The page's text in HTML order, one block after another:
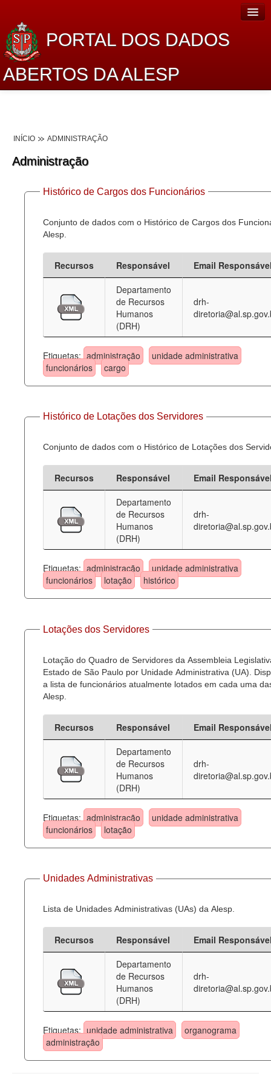
PORTAL DOS DADOS
ABERTOS DA ALESP
Dados Abertos Alesp
Lei de Acesso à Informação
Dados Governamentais Abertos
Planejamento
Catálogo de dados
Processo Legislativo
Administração
Legislação
Agenda
Perguntas frequentes
Contato
INÍCIO ADMINISTRAÇÃO
Administração
Histórico de Cargos dos Funcionários
Conjunto de dados com o Histórico de Cargos dos
Alesp.
Recursos Responsável
Email
Departamento
de Recursos
Humanos
(DRH)
drh-
Etiquetas: administração
unidade administrativa
funcionários
cargo
Histórico de Lotações dos Servidores
Conjunto de dados com o Histórico de Lotações dos
Recursos Responsável
Email
Departamento
de Recursos
Humanos
(DRH)
drh-
Etiquetas: administração
unidade administrativa
funcionários
lotação histórico
Lotações dos Servidores
Lotação do Quadro de Servidores da Assembleia
Estado de São Paulo por Unidade Administrativa (UA).
a lista de funcionários atualmente lotados em cada uma
Alesp.
Recursos Responsável
Email
Departamento
de Recursos
Humanos
(DRH)
drh-
Etiquetas: administração
unidade administrativa
funcionários
lotação
Unidades Administrativas
Lista de Unidades Administrativas (UAs) da Alesp.
Recursos Responsável
Email
Departamento
de Recursos
Humanos
(DRH)
drh-
Etiquetas: unidade administrativa
organograma
administração